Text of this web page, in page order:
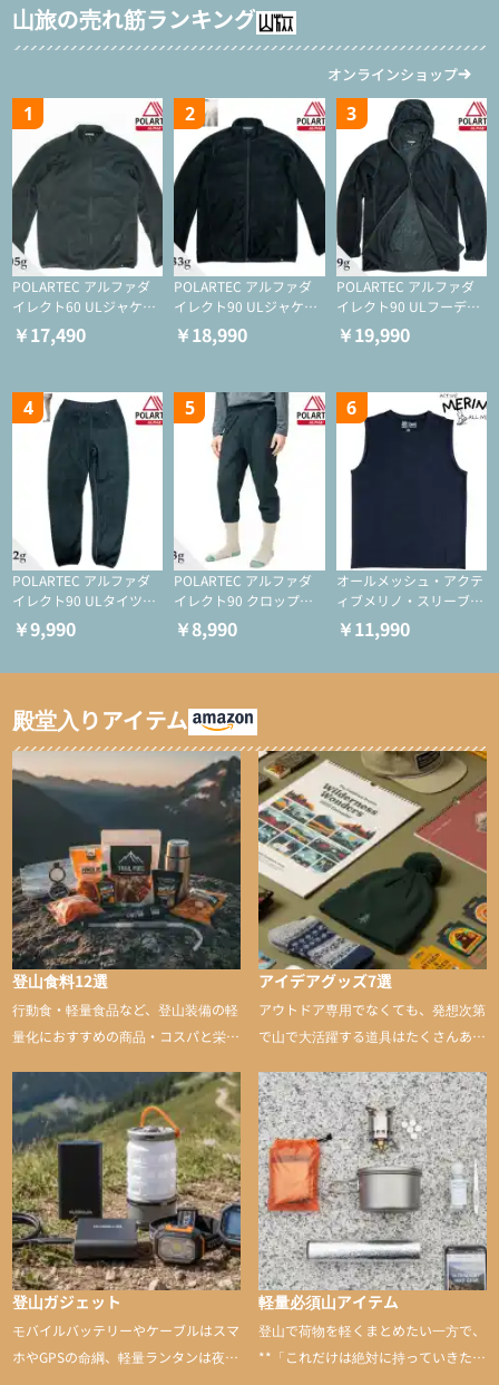
山旅の売れ筋ランキング
オンラインショップ
1
POLARTEC アルファダ
イレクト60 ULジャケッ
ト（登山/ミドルレイヤ
ー/化繊ジャケット）
￥17,490
2
POLARTEC アルファダ
イレクト90 ULジャケッ
ト（アクティブインサレ
ーション/ミドルレイヤ
￥18,990
3
POLARTEC アルファダ
イレクト90 ULフーディ
（アクティブインサレー
ション/ミドルレイヤー/
￥19,990
4
POLARTEC アルファダ
イレクト90 ULタイツ
（アクティブインサレー
ション/テント泊用パジ
￥9,990
5
POLARTEC アルファダ
イレクト90 クロップド
ULタイツ（アクティブ
インサレーション/テン
￥8,990
6
オールメッシュ・アクテ
ィブメリノ・スリーブレ
ス
￥11,990
殿堂入りアイテム
登山食料12選
行動食・軽量食品など、登山装備の軽
量化におすすめの商品・コスパと栄養
アイデアグッズ7選
アウトドア専用でなくても、発想次第
で山で大活躍する道具はたくさんあり
山に持ち込むと快適性や安心感をグッ
と引き上げてくれる――そんな意外性
のあるアイテムを紹介
登山ガジェット
モバイルバッテリーやケーブルはスマ
ホやGPSの命綱、軽量ランタンは夜間
軽量必須山アイテム
登山で荷物を軽くまとめたい一方で、
**「これだけは絶対に持っていきた